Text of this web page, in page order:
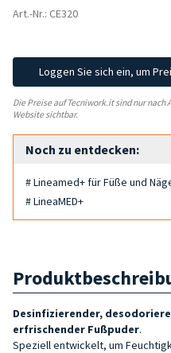
Art.-Nr.: CE320
Loggen Sie sich ein, um
Die Preise auf Tecniwork.it sind nur
Website sichtbar.
Noch zu entdecken:
# Lineamed+ für Füße und
# LineaMED+
Desinfizierender,
erfrischender Fußpuder.
Speziell entwickelt, um